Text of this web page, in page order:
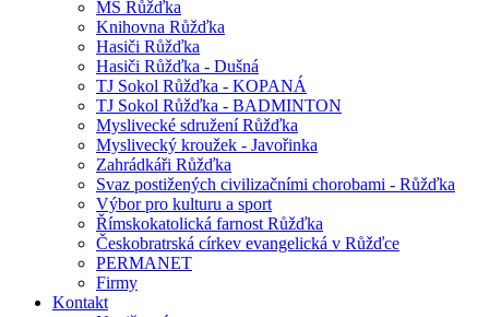
MŠ Růžďka
Knihovna Růžďka
Hasiči Růžďka
Hasiči Růžďka - Dušná
TJ Sokol Růžďka - KOPANÁ
TJ Sokol Růžďka - BADMINTON
Myslivecké sdružení Růžďka
Myslivecký kroužek - Javořinka
Zahrádkáři Růžďka
Svaz postižených civilizačními chorobami - Růžďka
Výbor pro kulturu a sport
Římskokatolická farnost Růžďka
Českobratrská církev evangelická v Růžďce
PERMANET
Firmy
Kontakt